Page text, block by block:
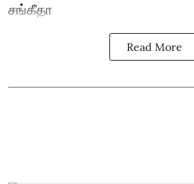
சங்கீதா
Read More